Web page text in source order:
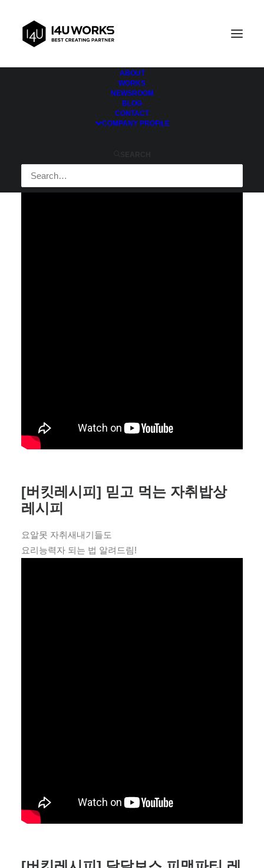
ABOUT
WORKS
NEWSROOM
BLOG
CONTACT
COMPANY PROFILE
[버킷레시피] What is sweet 팬케
사탕처럼 달콤하다는데♡
[버킷레시피] 믿고 먹는 자취밥상
레시피
요알못 자취새내기들도
요리능력자 되는 법 알려드림!